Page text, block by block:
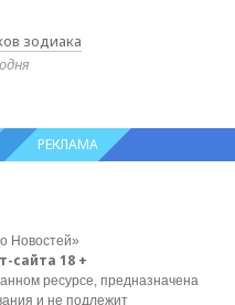
зодиака
РЕКЛАМА
Новостей»
сайта 18 +
ресурсе, предназначена
и не подлежит